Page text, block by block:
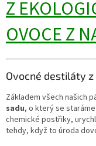
Z
OVOCE Z
Ovocné destiláty
Základem všech našich
sadu, o který se
chemické postřiky,
tehdy, když to úroda